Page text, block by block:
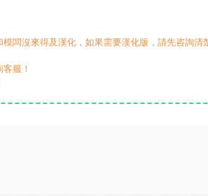
闆沒來得及漢化，如果需要漢化版，請先咨詢清
服！